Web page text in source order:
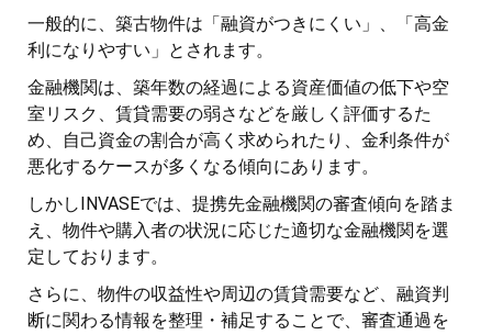
一般的に、築古物件は「融資がつきにくい」、「高金
利になりやすい」とされます。
金融機関は、築年数の経過による資産価値の低下や空
室リスク、賃貸需要の弱さなどを厳しく評価するた
め、自己資金の割合が高く求められたり、金利条件が
悪化するケースが多くなる傾向にあります。
しかしINVASEでは、提携先金融機関の審査傾向を踏ま
え、物件や購入者の状況に応じた適切な金融機関を選
定しております。
さらに、物件の収益性や周辺の賃貸需要など、融資判
断に関わる情報を整理・補足することで、審査通過を